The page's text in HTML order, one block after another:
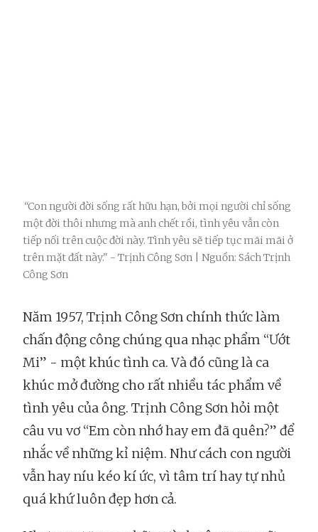
“Con người đời sống rất hữu hạn, bởi mọi người chỉ sống
một đời thôi nhưng mà anh chết rồi, tình yêu vẫn còn
tiếp nối trên cuộc đời này. Tình yêu sẽ tiếp tục mãi mãi ở
trên mặt đất này." - Trịnh Công Sơn | Nguồn: Sách Trịnh
Công Sơn
Năm 1957, Trịnh Công Sơn chính thức làm
chấn động công chúng qua nhạc phẩm “Ướt
Mi” - một khúc tình ca. Và đó cũng là ca
khúc mở đường cho rất nhiều tác phẩm về
tình yêu của ông. Trịnh Công Sơn hỏi một
câu vu vơ “Em còn nhớ hay em đã quên?” để
nhắc về những kỉ niệm. Như cách con người
vẫn hay níu kéo kí ức, vì tâm trí hay tự nhủ
quá khứ luôn đẹp hơn cả.